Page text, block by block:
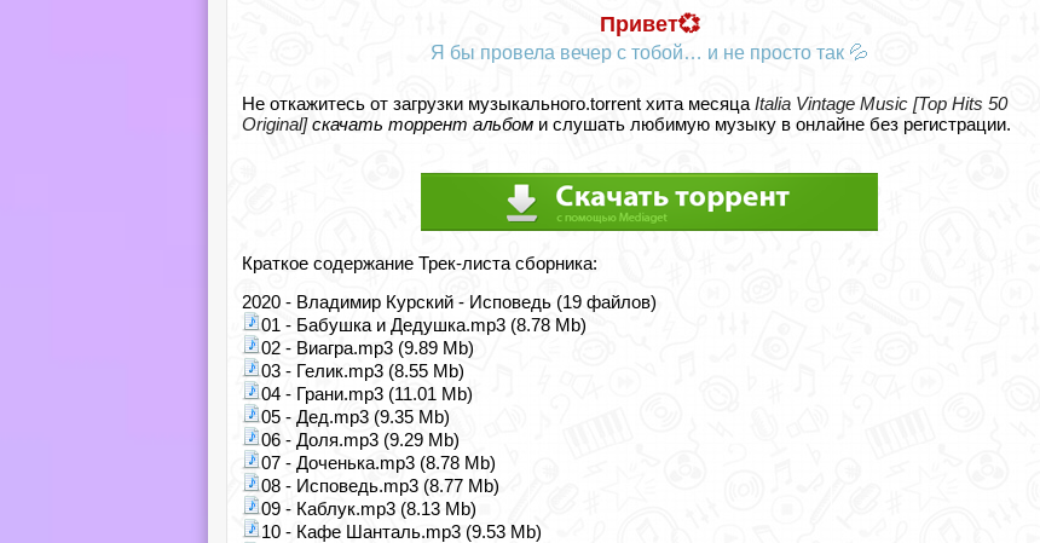
Привет💞
Я бы провела вечер с тобой… и не просто так 💦
Не откажитесь от загрузки музыкального.torrent хита месяца Italia Vintage Music [Top Hits 50
Original]скачать торрент альбом и слушать любимую музыку в онлайне без регистрации.
Краткое содержание Трек-листа сборника:
2020 - Владимир Курский - Исповедь (19 файлов)
01 - Бабушка и Дедушка.mp3 (8.78 Mb)
02 - Виагра.mp3 (9.89 Mb)
03 - Гелик.mp3 (8.55 Mb)
04 - Грани.mp3 (11.01 Mb)
05 - Дед.mp3 (9.35 Mb)
06 - Доля.mp3 (9.29 Mb)
07 - Доченька.mp3 (8.78 Mb)
08 - Исповедь.mp3 (8.77 Mb)
09 - Каблук.mp3 (8.13 Mb)
10 - Кафе Шанталь.mp3 (9.53 Mb)